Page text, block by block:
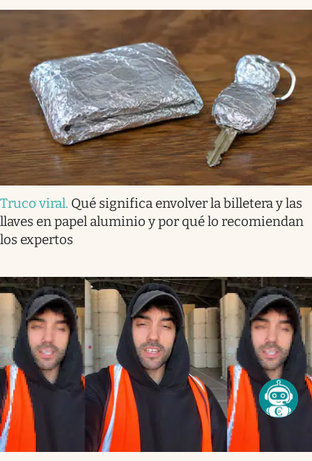
Truco viral. Qué significa envolver la billetera y las
llaves en papel aluminio y por qué lo recomiendan
los expertos